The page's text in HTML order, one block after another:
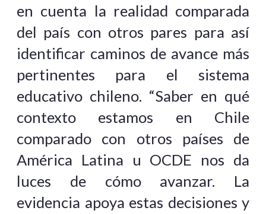
en cuenta la realidad comparada
del país con otros pares para así
identificar caminos de avance más
pertinentes para el sistema
educativo chileno. “Saber en qué
contexto estamos en Chile
comparado con otros países de
América Latina u OCDE nos da
luces de cómo avanzar. La
evidencia apoya estas decisiones y